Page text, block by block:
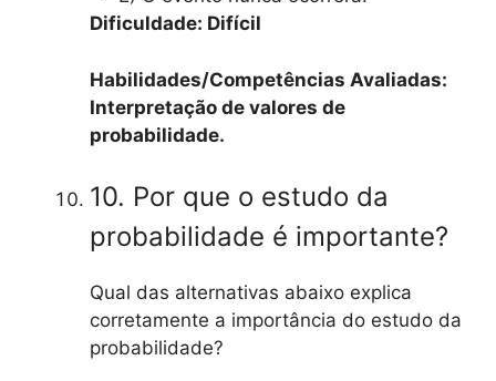
Dificuldade: Difícil
Habilidades/Competências Avaliadas:
Interpretação de valores de
probabilidade.
10. Por que o estudo da
probabilidade é importante?
Qual das alternativas abaixo explica
corretamente a importância do estudo da
probabilidade?